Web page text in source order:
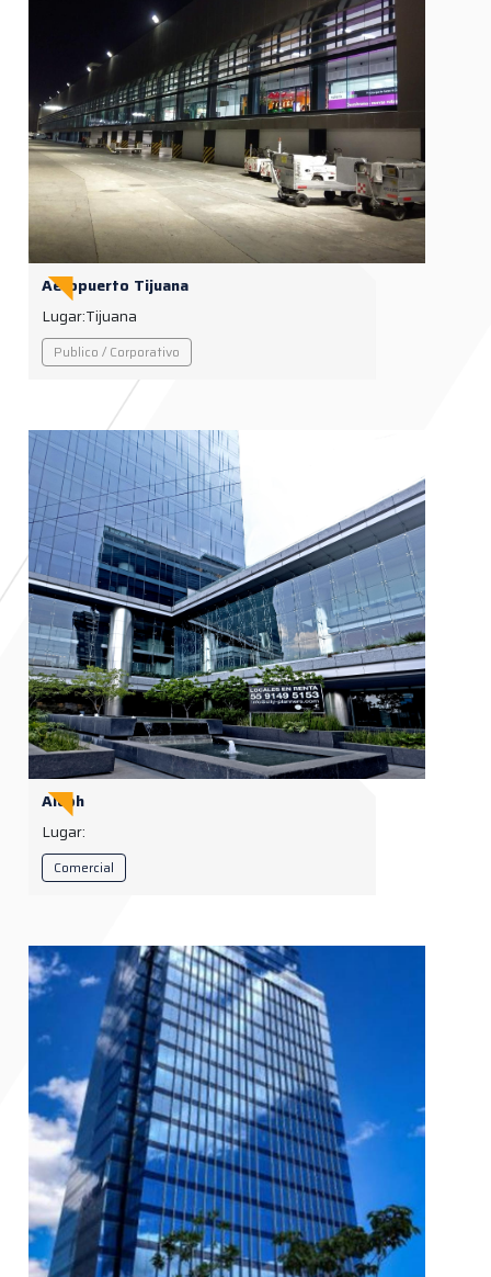
Aeropuerto Tijuana
Lugar:Tijuana
Publico / Corporativo
Aleph
Lugar:
Comercial